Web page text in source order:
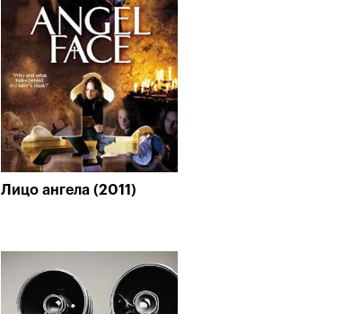
Лицо ангела (2011)